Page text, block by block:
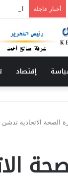
أخبار عاجلة الحاج
إقتصاد
الصحة الاتحادية